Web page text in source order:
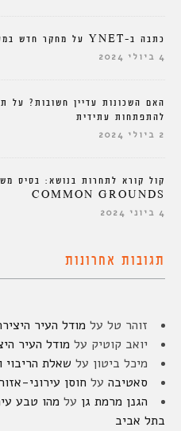
כתבה ב-YNET על מחקר חדש במעבדה העוסק בהצללה בעיר
4 ביולי 2024
האם השכונות עדיין חשובות? על
להתפתחות עתידית
2 ביולי 2024
קול קורא לתחרות בנושא:
COMMON GROUNDS
4 ביוני 2024
תגובות אחרונות
זוהר טל על מודל העיר
יואב קוטיק על מודל העיר
מיכל ביטון על שאלת הריבוי
סאטיבה על חוסן עירוני-
הגנן מרמת גן על מהו טבע
בתל אביב